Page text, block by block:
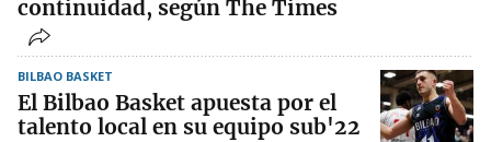
continuidad, según The Times
BILBAO BASKET
El Bilbao Basket apuesta por el
talento local en su equipo sub'22